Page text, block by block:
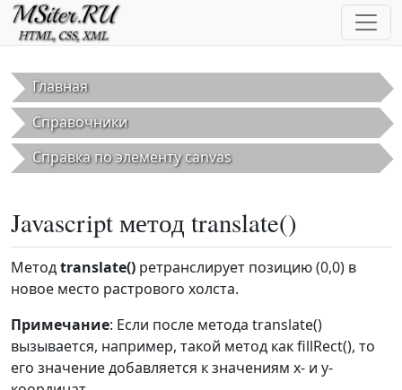
Перейти к основному содержанию
Главная
Справочники
Справка по элементу canvas
Javascript метод translate()
Методtranslate() ретранслирует позицию (0,0) в
новое место растрового холста.
Примечание: Если после метода translate()
вызывается, например, такой метод как fillRect(), то
его значение добавляется к значениям x- и y-